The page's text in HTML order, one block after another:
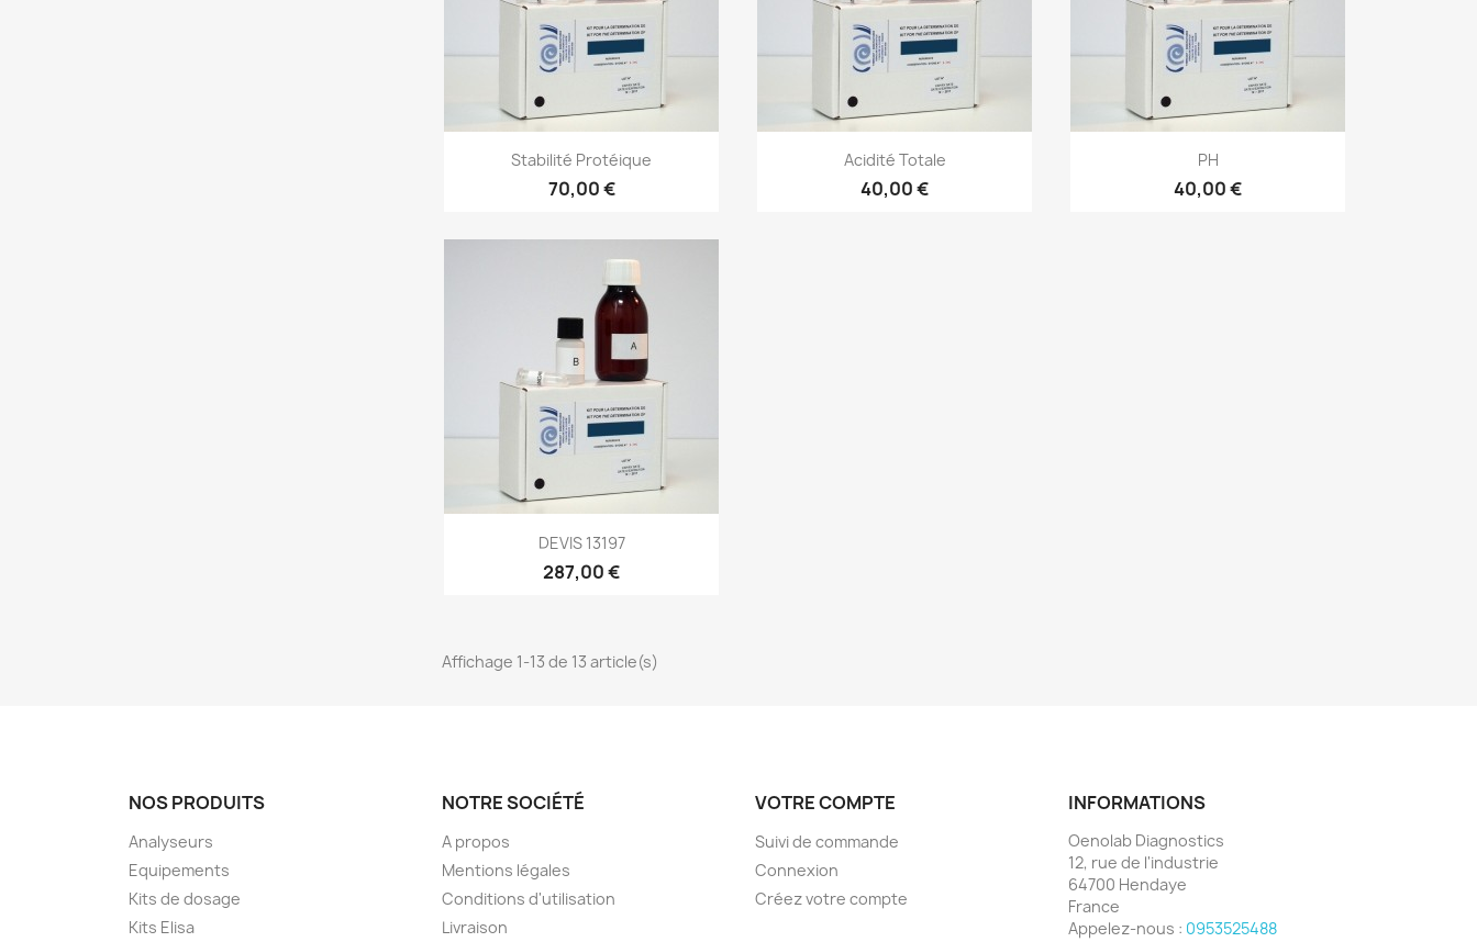
Stabilité Protéique
70,00 €
Acidité Totale
40,00 €
PH
40,00 €
DEVIS 13197
287,00 €
Affichage 1-13 de 13 article(s)
NOS PRODUITS
Analyseurs
Equipements
Kits de dosage
Kits Elisa
NOTRE SOCIÉTÉ
A propos
Mentions légales
Conditions d'utilisation
Livraison
VOTRE COMPTE
Suivi de commande
Connexion
Créez votre compte
INFORMATIONS
Oenolab Diagnostics
12, rue de l'industrie
64700 Hendaye
France
Appelez-nous : 0953525488